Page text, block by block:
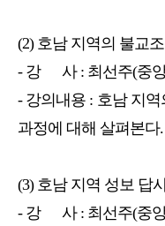
(2) 호남 지역의 불교
- 강 사 : 최선주(중앙
- 강의내용 : 호남 지
과정에 대해 살펴본다.
(3) 호남 지역 성보 답
- 강 사 : 최선주(중앙